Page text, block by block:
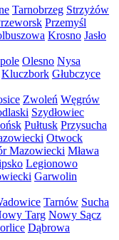
Tarnobrzeg Strzyżów
Przemyśl
Krosno Jasło
Olesno Nysa
Kluczbork Głubczyce
Zwoleń Węgrów
Szydłowiec
Pułtusk Przysucha
Otwock
Mazowiecki Mława
Legionowo
Garwolin
Tarnów Sucha
Targ Nowy Sącz
Dąbrowa